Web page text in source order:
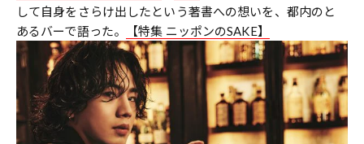
して自身をさらけ出したという著書への想いを、都内のと
あるバーで語った。
【特集 ニッポンのSAKE】